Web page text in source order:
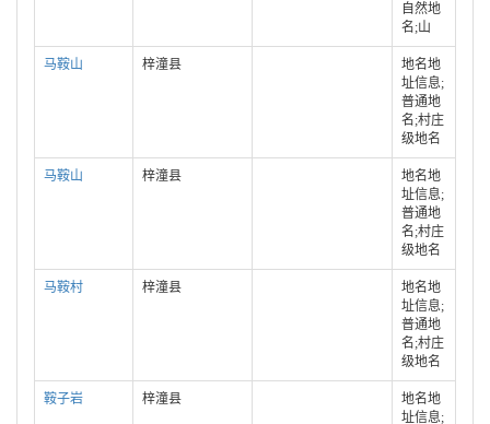
自然地
名;山
马鞍山 梓潼县
地名地
址信息;
普通地
名;村庄
级地名
马鞍山 梓潼县
地名地
址信息;
普通地
名;村庄
级地名
马鞍村 梓潼县
地名地
址信息;
普通地
名;村庄
级地名
鞍子岩 梓潼县
地名地
址信息;